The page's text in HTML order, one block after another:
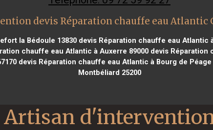
devis Réparation chauffe eau Atlantic
la Bédoule 13830devis Réparation chauffe eau Atlantic
chauffe eau Atlantic à Auxerre 89000 devis Réparation
devis Réparation chauffe eau Atlantic à Bourg de Péage
Montbéliard 25200
Artisan